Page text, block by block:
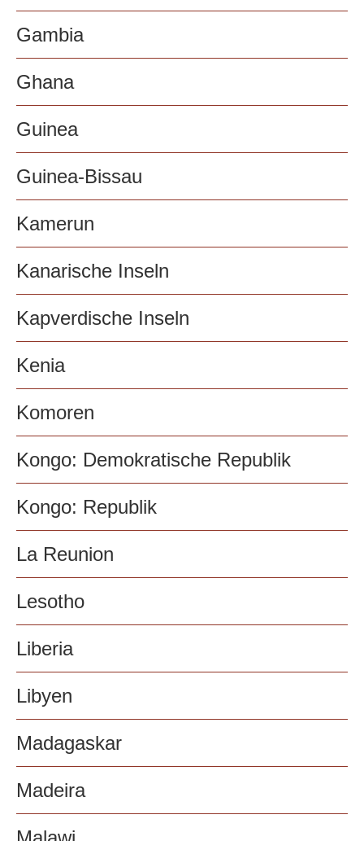
Gambia
Ghana
Guinea
Guinea-Bissau
Kamerun
Kanarische Inseln
Kapverdische Inseln
Kenia
Komoren
Kongo: Demokratische Republik
Kongo: Republik
La Reunion
Lesotho
Liberia
Libyen
Madagaskar
Madeira